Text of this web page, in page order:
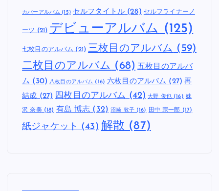
カバーアルバム (15) セルフタイトル(28) セルフライナーノ
ーツ (21) デビューアルバム (125)
七枚目のアルバム (21) 三枚目のアルバム (59)
二枚目のアルバム (68) 五枚目のアルバ
ム (30) 八枚目のアルバム (16) 六枚目のアルバム (27) 再
結成 (27) 四枚目のアルバム (42) 大野 俊也(16) 妹
沢 奈美(18) 有島 博志 (32) 沼崎 敦子(16) 田中 宗一郎 (17)
紙ジャケット (43) 解散 (87)